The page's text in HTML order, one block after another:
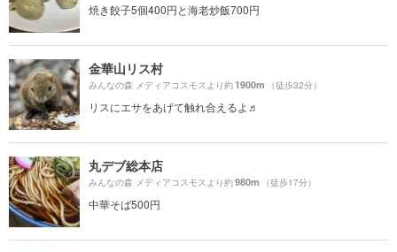
焼き餃子5個400円と海老炒飯700円
金華山リス村
みんなの森 メディアコスモスより約1900m （徒歩32分）
リスにエサをあげて触れ合えるよ♬
丸デブ総本店
みんなの森 メディアコスモスより約980m （徒歩17分）
中華そば500円